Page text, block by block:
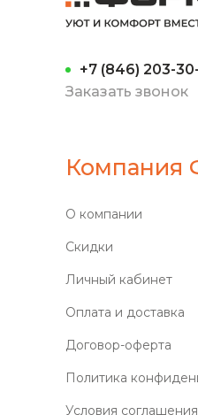
+7 (846) 203-
Заказать звонок
Компания
О компании
Скидки
Личный кабинет
Оплата и доставка
Договор-оферта
Политика
Условия соглашения